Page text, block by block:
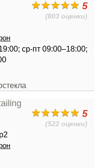
5
(803 оценки)
ср-пт 09:00–18:00;
5
(522 оценки)